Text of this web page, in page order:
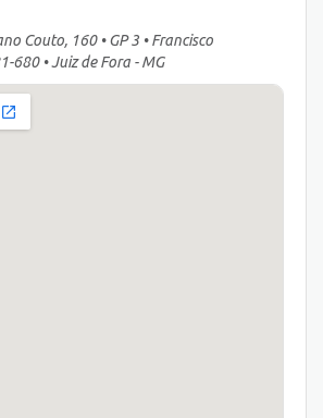
Couto, 160 • GP 3 • Francisco
680 • Juiz de Fora - MG